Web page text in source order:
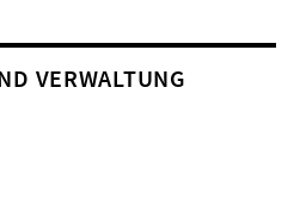
VERWALTUNG